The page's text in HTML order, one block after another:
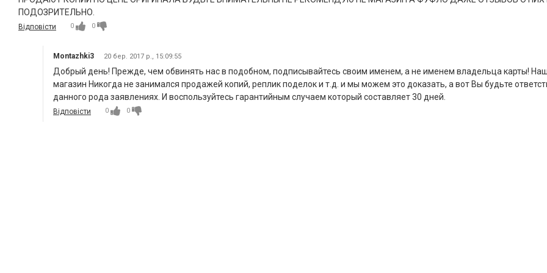
ПОДОЗРИТЕЛЬНО.
Відповісти 0 0
Montazhki3 20 бер. 2017 р., 15:09:55
Добрый день! Прежде, чем обвинять нас в подобном, подписывайтесь своим именем, а не именем владельца карты!
магазин Никогда не занимался продажей копий, реплик поделок и т.д. и мы можем это доказать, а вот Вы будьте
данного рода заявлениях. И воспользуйтесь гарантийным случаем который составляет 30 дней.
Відповісти 0 0